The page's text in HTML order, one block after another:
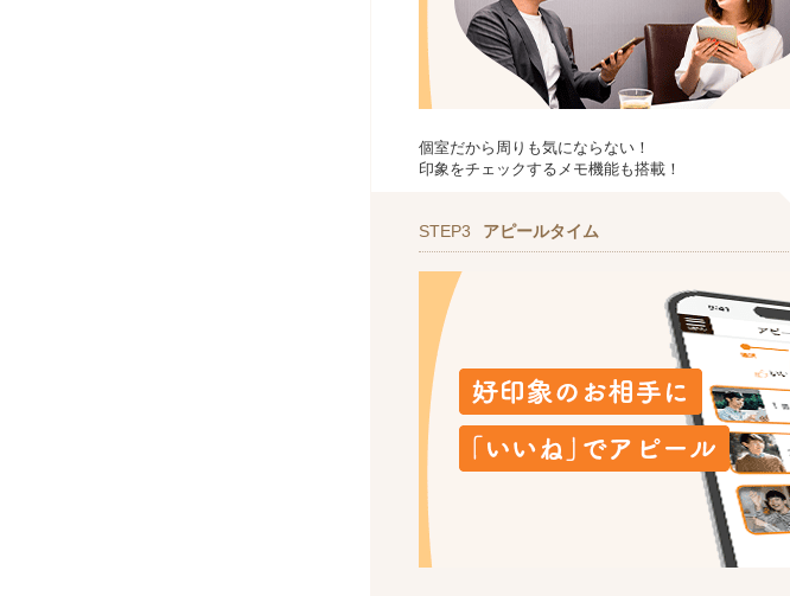
個室だから周りも気にならない！
印象をチェックするメモ機能も搭載！
STEP3 アピールタイム